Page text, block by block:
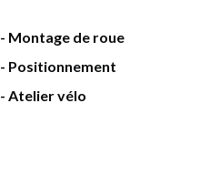
Montage de roue
Positionnement
Atelier vélo